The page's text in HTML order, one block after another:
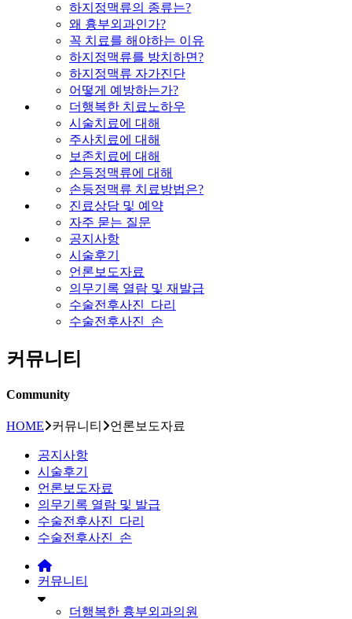
하지정맥류의 종류는?
왜 흉부외과인가?
꼭 치료를 해야하는 이유
하지정맥류를 방치하면?
하지정맥류 자가진단
어떻게 예방하는가?
더행복한 치료노하우
시술치료에 대해
주사치료에 대해
보존치료에 대해
손등정맥류에 대해
손등정맥류 치료방법은?
진료상담 및 예약
자주 묻는 질문
공지사항
시술후기
언론보도자료
의무기록 열람 및 재발급
수술전후사진_다리
수술전후사진_손
커뮤니티
Community
HOME 커뮤니티 언론보도자료
공지사항
시술후기
언론보도자료
의무기록 열람 및 발급
수술전후사진_다리
수술전후사진_손
커뮤니티
더행복한 흉부외과의원